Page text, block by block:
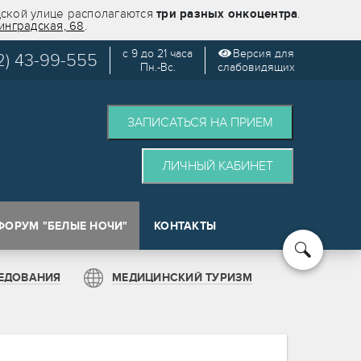
улице располагаются три разных онкоцентра.
68.
43-99-555
с 9 до 21 часа
Пн.-Вс.
Версия для
слабовидящих
ЗАПИСАТЬСЯ НА ПРИЕМ
ЛИЧНЫЙ КАБИНЕТ
"БЕЛЫЕ НОЧИ" КОНТАКТЫ
МЕДИЦИНСКИЙ ТУРИЗМ